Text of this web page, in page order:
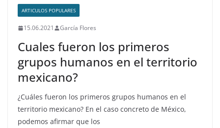
ARTICULOS POPULARES
15.06.2021 García Flores
Cuales fueron los primeros
grupos humanos en el territorio
mexicano?
¿Cuáles fueron los primeros grupos humanos en el
territorio mexicano? En el caso concreto de México,
podemos afirmar que los